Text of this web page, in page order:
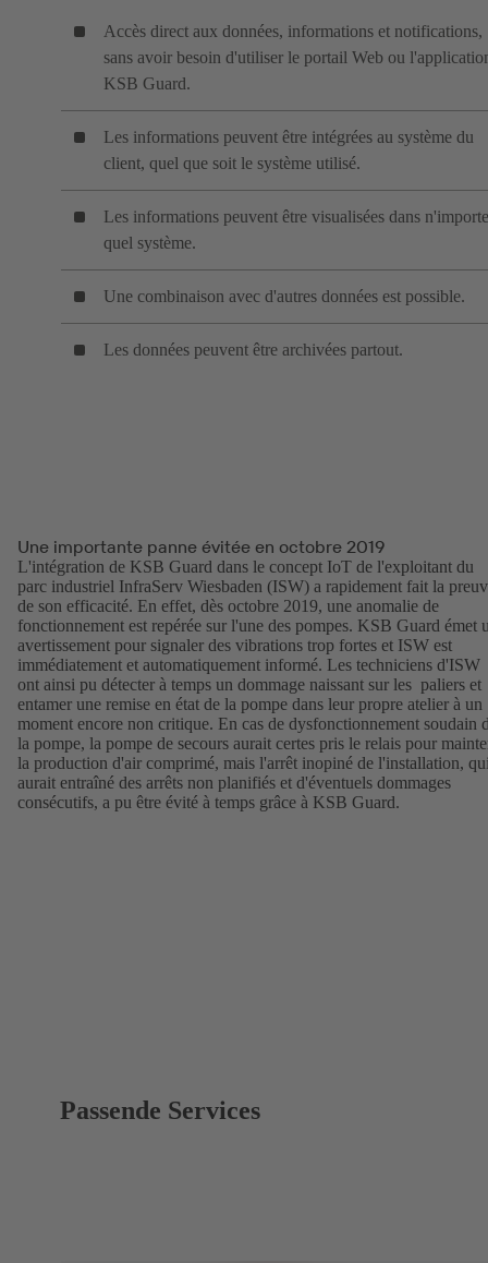
Accès direct aux données, informations et notifications,
sans avoir besoin d'utiliser le portail Web ou
KSB Guard.
Les informations peuvent être intégrées au système du
client, quel que soit le système utilisé.
Les informations peuvent être visualisées dans n'importe
quel système.
Une combinaison avec d'autres données est possible.
Les données peuvent être archivées partout.
Une importante panne évitée en octobre 2019
L'intégration de KSB Guard dans le concept IoT de l'exploitant du
parc industriel InfraServ Wiesbaden (ISW) a rapidement fait la
de son efficacité. En effet, dès octobre 2019, une anomalie de
fonctionnement est repérée sur l'une des pompes. KSB Guard émet
avertissement pour signaler des vibrations trop fortes et ISW est
immédiatement et automatiquement informé. Les techniciens d'ISW
ont ainsi pu détecter à temps un dommage naissant sur les paliers et
entamer une remise en état de la pompe dans leur propre atelier à un
moment encore non critique. En cas de dysfonctionnement soudain
la pompe, la pompe de secours aurait certes pris le relais pour
la production d'air comprimé, mais l'arrêt inopiné de l'installation,
aurait entraîné des arrêts non planifiés et d'éventuels dommages
consécutifs, a pu être évité à temps grâce à KSB Guard.
Passende Services